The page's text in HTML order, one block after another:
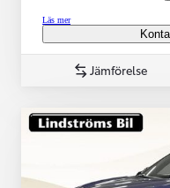
Läs mer
Jämförelse